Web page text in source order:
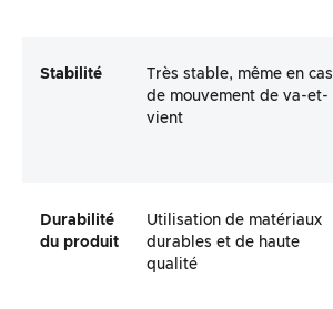
Stabilité
Très stable, même en cas
de mouvement de va-et-
vient
Durabilité
du produit
Utilisation de matériaux
durables et de haute
qualité